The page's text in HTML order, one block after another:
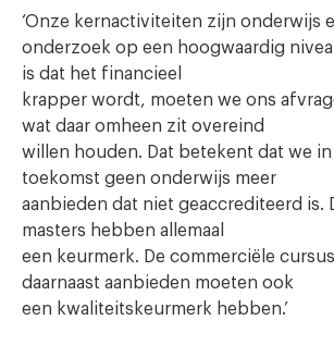
‘Onze kernactiviteiten zijn onderwijs
onderzoek op een hoogwaardig
is dat het financieel
krapper wordt, moeten we ons
wat daar omheen zit overeind
willen houden. Dat betekent dat we
toekomst geen onderwijs meer
aanbieden dat niet geaccrediteerd is.
masters hebben allemaal
een keurmerk. De commerciële
daarnaast aanbieden moeten ook
een kwaliteitskeurmerk hebben.’